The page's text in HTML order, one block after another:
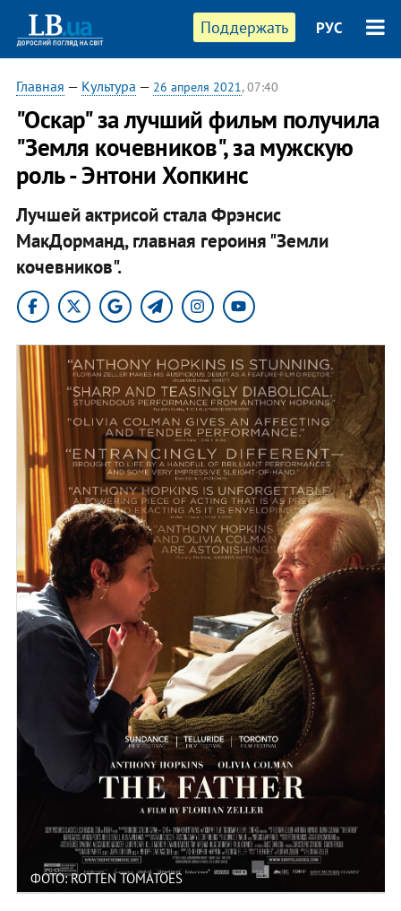
Поддержать РУС
Главная — Культура — 26 апреля 2021, 07:40
"Оскар" за лучший фильм получила
"Земля кочевников", за мужскую
роль - Энтони Хопкинс
Лучшей актрисой стала Фрэнсис
МакДорманд, главная героиня "Земли
кочевников".
ФОТО: ROTTEN TOMATOES